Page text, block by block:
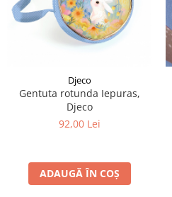
Djeco
Gentuta rotunda Iepuras,
Djeco
92,00 Lei
ADAUGĂ ÎN COȘ